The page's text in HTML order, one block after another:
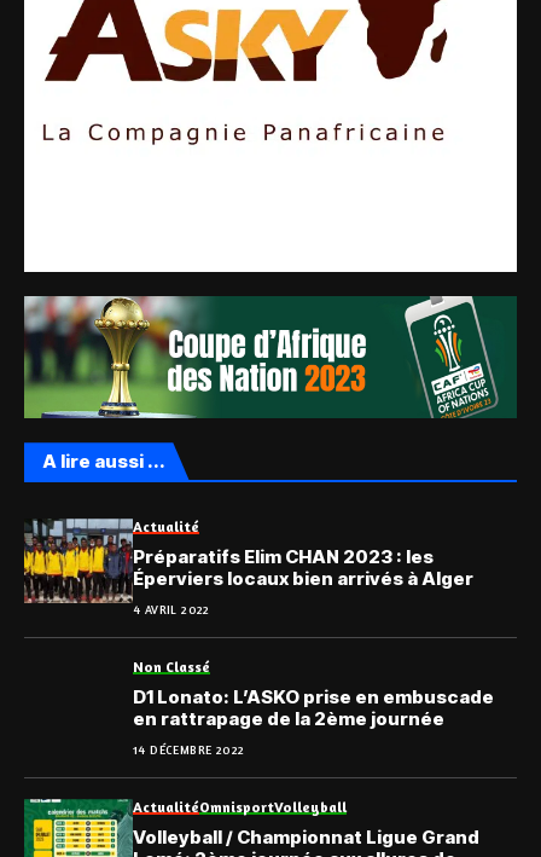
A lire aussi ...
Actualité
Préparatifs Elim CHAN 2023 : les
Éperviers locaux bien arrivés à Alger
4 AVRIL 2022
Non Classé
D1 Lonato: L’ASKO prise en embuscade
en rattrapage de la 2ème journée
14 DÉCEMBRE 2022
ActualitéOmnisportVolleyball
Volleyball / Championnat Ligue Grand